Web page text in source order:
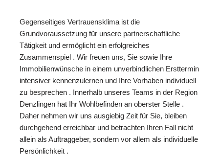
Gegenseitiges Vertrauensklima ist die
Grundvoraussetzung für unsere partnerschaftliche
Tätigkeit und ermöglicht ein erfolgreiches
Zusammenspiel . Wir freuen uns, Sie sowie Ihre
Immobilienwünsche in einem unverbindlichen Ersttermin
intensiver kennenzulernen und Ihre Vorhaben individuell
zu besprechen . Innerhalb unseres Teams in der Region
Denzlingen hat Ihr Wohlbefinden an oberster Stelle .
Daher nehmen wir uns ausgiebig Zeit für Sie, bleiben
durchgehend erreichbar und betrachten Ihren Fall nicht
allein als Auftraggeber, sondern vor allem als individuelle
Persönlichkeit .